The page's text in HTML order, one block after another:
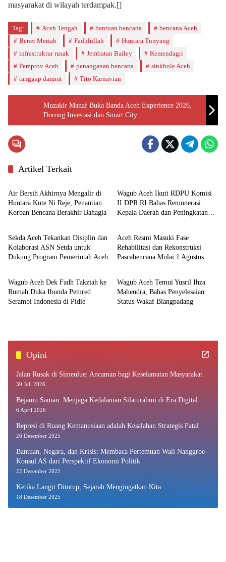
masyarakat di wilayah terdampak.[]
Tag: Aceh Tengah bantuan bencana
bencana Aceh
Bener Meriah
Fadhlullah
Huntara Tunyang
infrastruktur rusak
Jembatan Bailey
Kemendagri
Pemprov Aceh
penanganan bencana
sinkhole Aceh
tanggap darurat
Tito Karnavian
Muzakir Manaf Buka Banda Aceh Experience 2026,
Dorong Investasi dan Smart City
Artikel Terkait
Aceh
Air Bersih Akhirnya Mengalir di
Huntara Kute Ni Reje, Penantian
Korban Bencana Berakhir Bahagia
Wagub Aceh Ikuti RDPU Komisi
II DPR RI Bahas Remunerasi
Kepala Daerah dan Peningkatan
Aceh
Sekda Aceh Tekankan Disiplin dan
Kolaborasi ASN Setda untuk
Dukung Program Pemerintah Aceh
Aceh
Aceh Resmi Masuki Fase
Rehabilitasi dan Rekonstruksi
Pascabencana Mulai 1 Agustus
Aceh
Wagub Aceh Dek Fadh Takziah ke
Rumah Duka Ibunda Pemred
Serambi Indonesia di Pidie
Aceh
Wagub Aceh Temui Yusril Ihza
Mahendra, Bahas Penyelesaian
Status Wakaf Blangpadang
Opini
Jalan Rusak di Simeulue: Ancaman bagi Keselamatan Masyarakat
30 Juli 2026
Bejamu Saman: Menjaga Kedalaman Silaturahmi di Era Digital
6 April 2026
Represi di Ruang Kemanusiaan adalah Kesalahan Strategis Fatal
26 Desember 2025
Bantuan, Negara, dan Krisis: Membaca Pertemuan Wali Nanggroe–
Konsul AS dari Perspektif Ekonomi Politik
22 Desember 2025
Ketika Langit Ditutup, Sejarah Mengingatkan Kita
18 Desember 2025